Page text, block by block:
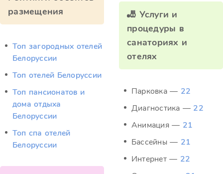
размещения
Топ загородных отелей
Белоруссии
Топ отелей Белоруссии
Топ пансионатов и
дома отдыха
Белоруссии
Топ спа отелей
Белоруссии
🎳 Услуги и
процедуры в
санаториях и
отелях
Парковка — 22
Диагностика — 22
Анимация — 21
Бассейны — 21
Интернет — 22